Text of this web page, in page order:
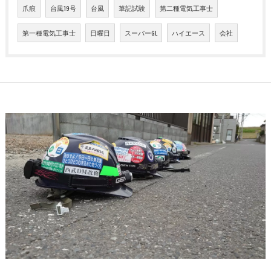
爪痕 台風19号 台風 筆記試験 第二種電気工事士
第一種電気工事士 日曜日 スーパーGL ハイエース 会社